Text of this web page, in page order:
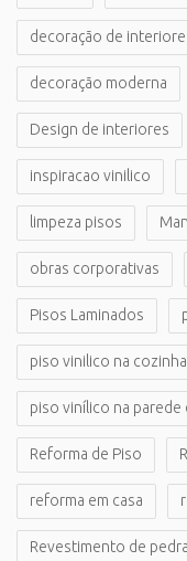
decoração de
decoração moderna
Design de interiores
inspiracao vinilico
limpeza pisos
obras corporativas
Pisos Laminados
piso vinilico na cozinha
piso vinílico na parede
Reforma de Piso
reforma em casa
Revestimento de pedra